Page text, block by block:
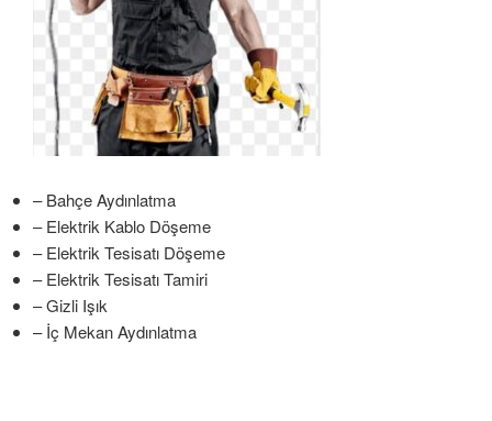
– Bahçe Aydınlatma
– Elektrik Kablo Döşeme
– Elektrik Tesisatı Döşeme
– Elektrik Tesisatı Tamiri
– Gizli Işık
– İç Mekan Aydınlatma